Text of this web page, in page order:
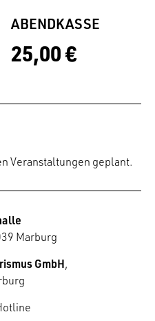
ABENDKASSE
25,00 €
Veranstaltungen geplant.
Marburg
GmbH,